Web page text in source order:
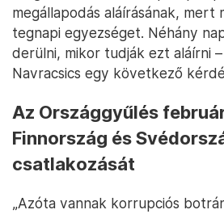
megállapodás aláírásának, mert
tegnapi egyezséget. Néhány
derülni, mikor tudják ezt aláírni
Navracsics egy következő
Az Országgyűlés
Finnország és
csatlakozását
„Azóta vannak korrupciós